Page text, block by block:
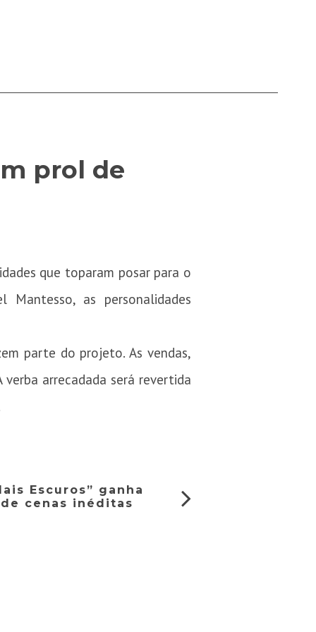
prol de
que toparam posar para o
as personalidades
parte do projeto. As vendas,
arrecadada será revertida
Escuros” ganha
cenas inéditas